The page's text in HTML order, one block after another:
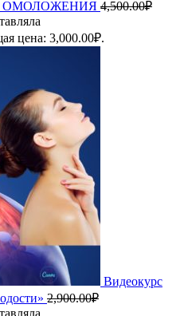
ОМОЛОЖЕНИЯ 4,500.00₽
цена: 3,000.00₽.
Видеокурс
2,900.00₽